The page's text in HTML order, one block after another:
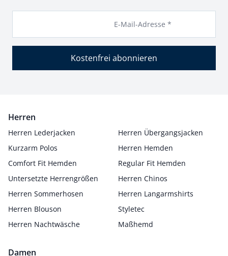
E-Mail-Adresse *
Kostenfrei abonnieren
Herren
Herren Lederjacken
Herren Übergangsjacken
Kurzarm Polos
Herren Hemden
Comfort Fit Hemden
Regular Fit Hemden
Untersetzte Herrengrößen
Herren Chinos
Herren Sommerhosen
Herren Langarmshirts
Herren Blouson
Styletec
Herren Nachtwäsche
Maßhemd
Damen